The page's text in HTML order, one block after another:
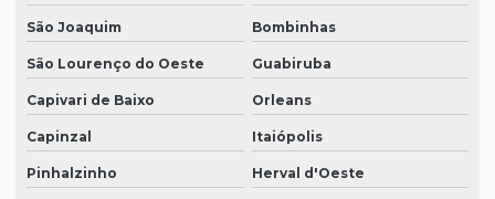
São Joaquim Bombinhas
São Lourenço do Oeste Guabiruba
Capivari de Baixo Orleans
Capinzal Itaiópolis
Pinhalzinho Herval d'Oeste